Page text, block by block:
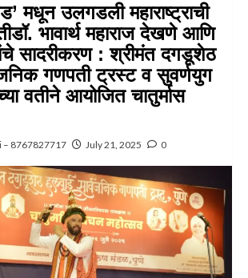
मधून उलगडली महाराष्ट्राची
भावार्थ महाराज देखणे आणि
सादरीकरण : श्रीमंत दगडूशेठ
गणपती ट्रस्ट व सुवर्णयुग
वतीने आयोजित चातुर्मास
– 8767827717 July 21, 2025 0